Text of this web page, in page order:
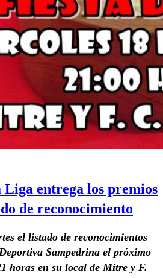
entrega los premios
de reconocimiento
el listado de reconocimientos
Sampedrina el próximo
horas en su local de Mitre y F.